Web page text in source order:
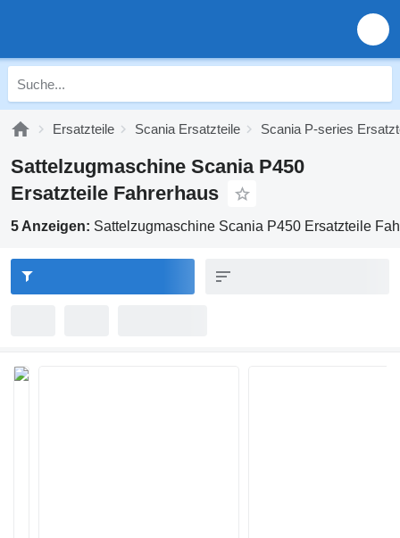
Ersatzteile Scania Ersatzteile Scania P-series
Sattelzugmaschine Scania P450
Ersatzteile Fahrerhaus
5 Anzeigen: Sattelzugmaschine Scania P450 Ersatzteile